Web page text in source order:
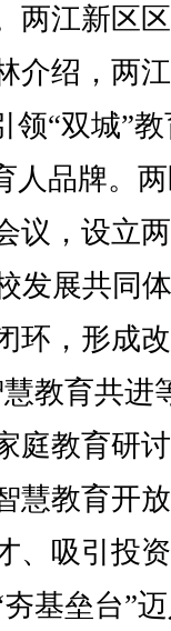
两江新区
介绍，两
领“双城”
人品牌。
议，设立
发展共同
环，形成
教育共进
庭教育研
慧教育开
、吸引投
基垒台”